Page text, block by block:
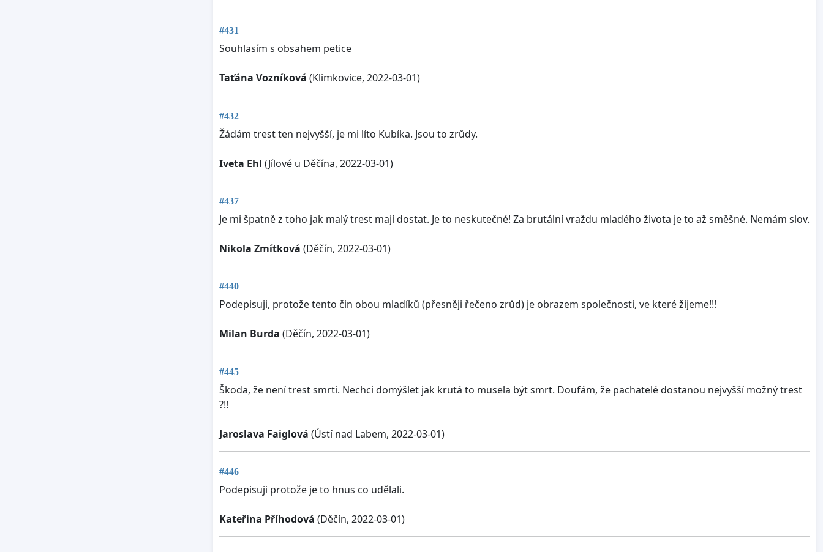
#431
Souhlasím s obsahem petice
Taťána Vozníková (Klimkovice, 2022-03-01)
#432
Žádám trest ten nejvyšší, je mi líto Kubíka. Jsou to zrůdy.
Iveta Ehl (Jílové u Děčína, 2022-03-01)
#437
Je mi špatně z toho jak malý trest mají dostat. Je to neskutečné! Za brutální vraždu mladého života je to až směšné. Nemám slov.
Nikola Zmítková (Děčín, 2022-03-01)
#440
Podepisuji, protože tento čin obou mladíků (přesněji řečeno zrůd) je obrazem společnosti, ve které žijeme!!!
Milan Burda (Děčín, 2022-03-01)
#445
Škoda, že není trest smrti. Nechci domýšlet jak krutá to musela být smrt. Doufám, že pachatelé dostanou nejvyšší možný trest
?!!
Jaroslava Faiglová (Ústí nad Labem, 2022-03-01)
#446
Podepisuji protože je to hnus co udělali.
Kateřina Příhodová (Děčín, 2022-03-01)